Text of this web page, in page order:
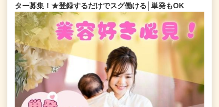
ター募集！★登録するだけでスグ働ける│単発もOK